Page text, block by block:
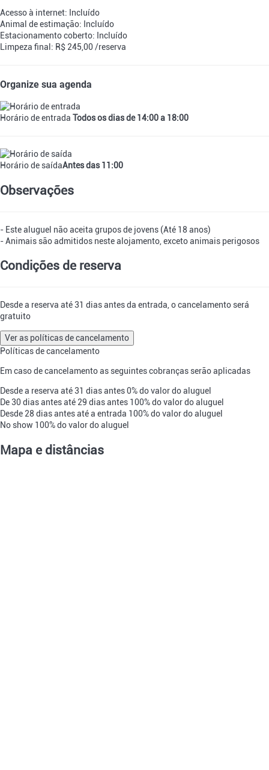
Acesso à internet: Incluído
Animal de estimação: Incluído
Estacionamento coberto: Incluído
Limpeza final: R$ 245,00 /reserva
Organize sua agenda
Horário de entrada Todos os dias de 14:00 a 18:00
Horário de saídaAntes das 11:00
Observações
- Este aluguel não aceita grupos de jovens (Até 18 anos)
- Animais são admitidos neste alojamento, exceto animais perigosos
Condições de reserva
Desde a reserva até 31 dias antes da entrada, o cancelamento será
gratuito
Ver as políticas de cancelamento
Políticas de cancelamento
Em caso de cancelamento as seguintes cobranças serão aplicadas
Desde a reserva até 31 dias antes0% do valor do aluguel
De 30 dias antes até 29 dias antes 100% do valor do aluguel
Desde 28 dias antes até a entrada 100% do valor do aluguel
No show 100% do valor do aluguel
Mapa e distâncias